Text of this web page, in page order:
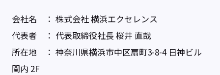
会社名 ： 株式会社 横浜エクセレンス
代表者 ： 代表取締役社長 桜井 直哉
所在地 ： 神奈川県横浜市中区扇町3-8-4 日神ビル
関内 2F